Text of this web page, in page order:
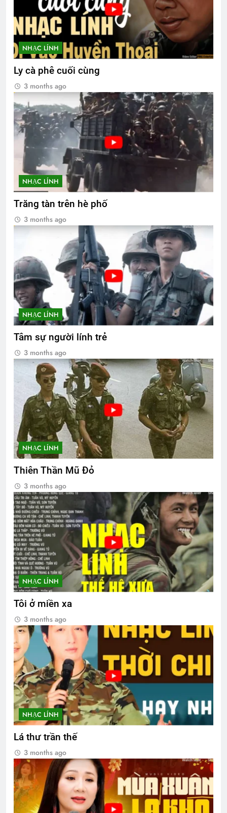
NHẠC LÍNH
Ly cà phê cuối cùng
3 months ago
NHẠC LÍNH
Trăng tàn trên hè phố
3 months ago
NHẠC LÍNH
Tâm sự người lính trẻ
3 months ago
NHẠC LÍNH
Thiên Thần Mũ Đỏ
3 months ago
NHẠC LÍNH
Tôi ở miền xa
3 months ago
NHẠC LÍNH
Lá thư trần thế
3 months ago